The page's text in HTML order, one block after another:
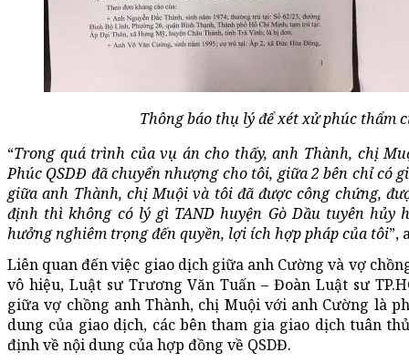
Thông báo thụ lý để xét xử phúc thẩm
“Trong quá trình của vụ án cho thấy, anh Thành, chị
Phúc QSDĐ đã chuyển nhượng cho tôi, giữa 2 bên chỉ có
giữa anh Thành, chị Muội và tôi đã được công chứng,
định thì không có lý gì TAND huyện Gò Dầu tuyên hủy
hưởng nghiêm trọng đến quyền, lợi ích hợp pháp của tôi”,
Liên quan đến việc giao dịch giữa anh Cường và vợ
vô hiệu, Luật sư Trương Văn Tuấn – Đoàn Luật sư
giữa vợ chồng anh Thành, chị Muội với anh Cường là
dung của giao dịch, các bên tham gia giao dịch tuân
định về nội dung của hợp đồng về QSDĐ.